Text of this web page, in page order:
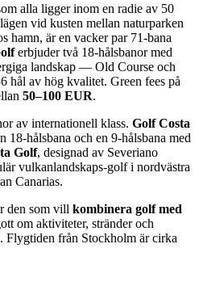
alla ligger inom en radie av 50
vid kusten mellan naturparken
hamn, är en vacker par 71-bana
erbjuder två 18-hålsbanor med
landskap — Old Course och
hål av hög kvalitet. Green fees på
50–100 EUR.
av internationell klass. Golf Costa
18-hålsbana och en 9-hålsbana med
Golf, designad av Severiano
vulkanlandskaps-golf i nordvästra
Canarias.
den som vill kombinera golf med
om aktiviteter, stränder och
Flygtiden från Stockholm är cirka